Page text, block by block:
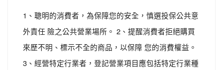
1、聰明的消費者，為保障您的安全，慎選投保公共意
外責任 險之公共營業場所。 2、提醒消費者拒絕購買
來歷不明、標示不全的商品，以保障 您的消費權益。
3、經營特定行業者，登記營業項目應包括特定行業種